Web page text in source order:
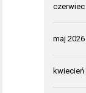
czerwiec
maj 2026
kwiecień